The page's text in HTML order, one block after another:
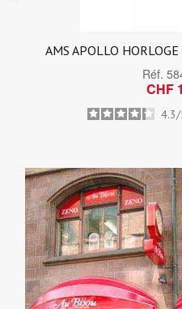
AMS APOLLO
Réf.
CHF
4.3/